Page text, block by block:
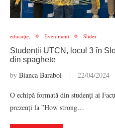
educație, Eveniment Slider
Studenții UTCN, locul 3 în
din spaghete
by Bianca Baraboi 22/04/2024
O echipă formată din studenți ai
prezenți la ”How strong…